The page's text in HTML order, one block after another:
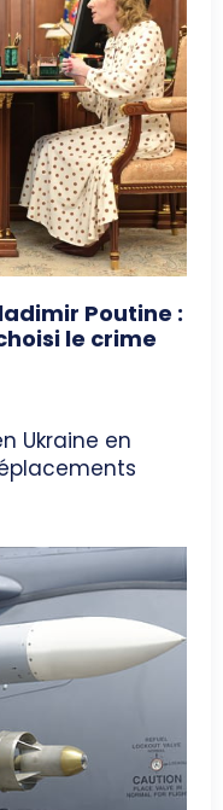
Poutine :
le crime
Ukraine en